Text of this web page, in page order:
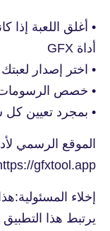
• أغلق اللعبة إذا
أداة GFX
• اختر إصدار لعبتك
• خصص الرسومات
• بمجرد تعيين
gfxtool.app/
إخلاء
يرتبط هذا